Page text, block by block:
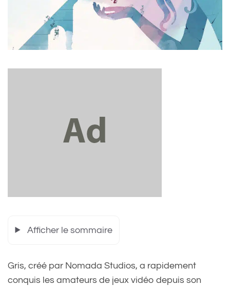
Afficher le sommaire
Gris, créé par Nomada Studios, a rapidement
conquis les amateurs de jeux vidéo depuis son